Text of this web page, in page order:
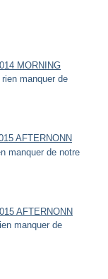
MORNING
manquer de
AFTERNONN
manquer de notre
AFTERNONN
manquer de